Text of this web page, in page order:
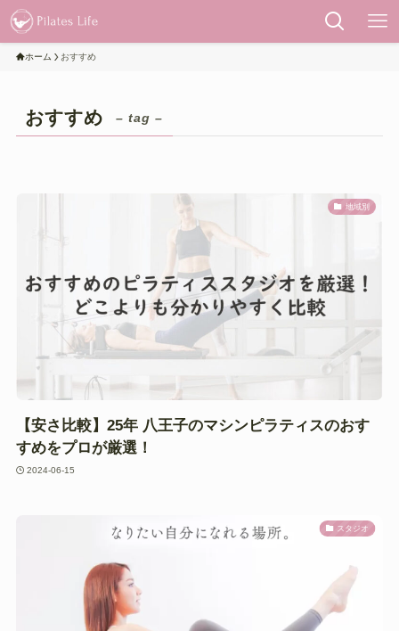
ホーム おすすめ
おすすめ – tag –
地域別
【安さ比較】25年 八王子のマシンピラティスのおす
すめをプロが厳選！
2024-06-15
スタジオ